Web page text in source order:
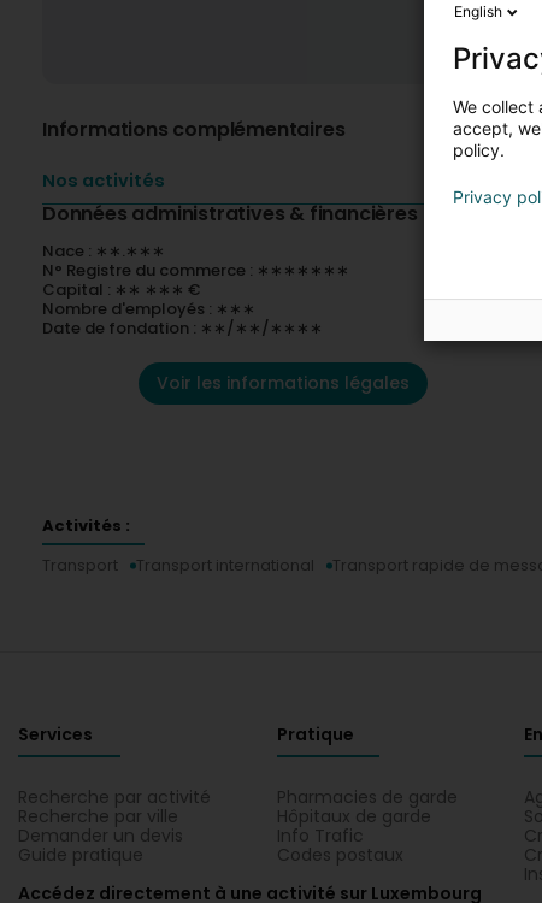
Informations complémentaires
Nos activités
Données administratives & financières
Nace : ∗∗.∗∗∗
N° Registre du commerce : ∗∗∗∗∗∗∗
Capital : ∗∗ ∗∗∗ €
Nombre d'employés : ∗∗∗
Date de fondation : ∗∗/∗∗/∗∗∗∗
Voir les informations légales
Activités :
Transport
Transport international Transport rapide de
Services
Recherche par activité
Recherche par ville
Demander un devis
Guide pratique
Pratique
Pharmacies de garde
Hôpitaux de garde
Info Trafic
Codes postaux
Accédez directement à une activité sur Luxembourg
English
We collect
accept,
policy.
Privacy